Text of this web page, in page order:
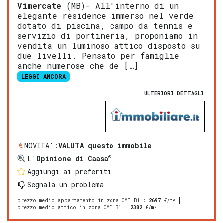
Vimercate (MB)- All'interno di un
elegante residence immerso nel verde
dotato di piscina, campo da tennis e
servizio di portineria, proponiamo in
vendita un luminoso attico disposto su
due livelli. Pensato per famiglie
anche numerose che de […]
LEGGI ANCORA
ULTERIORI DETTAGLI
NOVITA':VALUTA questo immobile
L' Opinione di Caasa®
Aggiungi ai preferiti
Segnala un problema
prezzo medio appartamento in zona OMI B1 : 2697 €/m²
prezzo medio attico in zona OMI B1
: 2382 €/m²